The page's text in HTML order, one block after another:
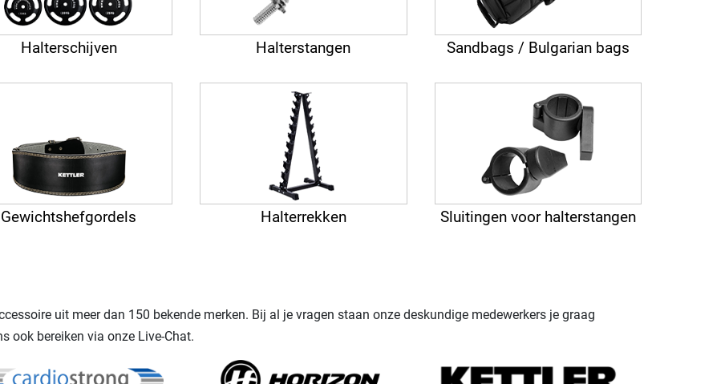
Halterschijven Halterstangen Sandbags / Bulgarian bags
Gewichtshefgordels Halterrekken Sluitingen voor halterstangen
uit meer dan 150 bekende merken. Bij al je vragen staan onze deskundige medewerkers je graag
ook bereiken via onze Live-Chat.